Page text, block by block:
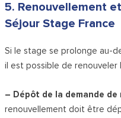
5. Renouvellement
Séjour Stage France
Si le stage se prolonge au-
il est possible de
– Dépôt de la demande
renouvellement doit être